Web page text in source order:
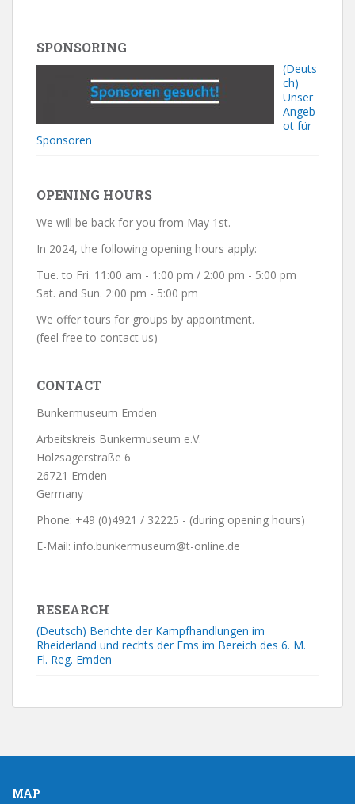
SPONSORING
(Deuts
ch)
Unser
Angeb
ot für
Sponsoren
OPENING HOURS
We will be back for you from May 1st.
In 2024, the following opening hours apply:
Tue. to Fri. 11:00 am - 1:00 pm / 2:00 pm - 5:00 pm
Sat. and Sun. 2:00 pm - 5:00 pm
We offer tours for groups by appointment.
(feel free to contact us)
CONTACT
Bunkermuseum Emden
Arbeitskreis Bunkermuseum e.V.
Holzsägerstraße 6
26721 Emden
Germany
Phone: +49 (0)4921 / 32225 - (during opening hours)
E-Mail: info.bunkermuseum@t-online.de
RESEARCH
(Deutsch) Berichte der Kampfhandlungen im
Rheiderland und rechts der Ems im Bereich des 6. M.
Fl. Reg. Emden
MAP